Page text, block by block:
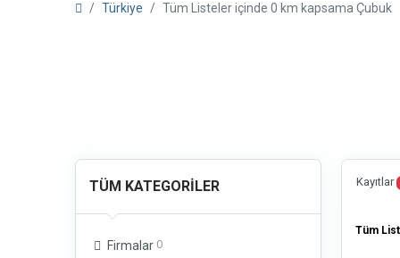
Türkiye Tüm Listeler içinde 0 km kapsama Çubuk
TÜM KATEGORILER
Firmalar 0
Kayıtlar
Tüm